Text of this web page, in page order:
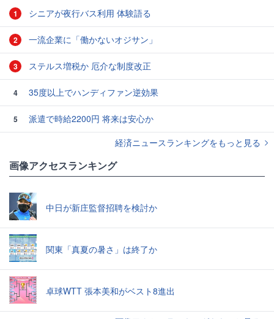
1 シニアが夜行バス利用 体験語る
2 一流企業に「働かないオジサン」
3 ステルス増税か 厄介な制度改正
4 35度以上でハンディファン逆効果
5
派遣で時給2200円 将来は安心か
経済ニュースランキングをもっと見る
画像アクセスランキング
中日が新庄監督招聘を検討か
関東「真夏の暑さ」は終了か
卓球WTT 張本美和がベスト8進出